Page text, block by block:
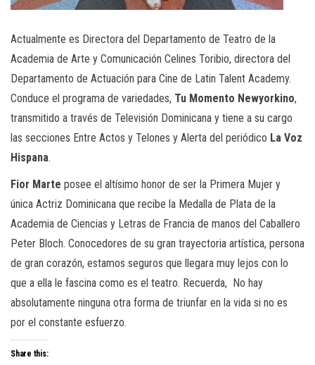
Actualmente es Directora del Departamento de Teatro de la
Academia de Arte y Comunicación Celines Toribio, directora del
Departamento de Actuación para Cine de Latin Talent Academy.
Conduce el programa de variedades, Tu Momento Newyorkino,
transmitido a través de Televisión Dominicana y tiene a su cargo
las secciones Entre Actos y Telones y Alerta del periódico La Voz
Hispana.
Fior Marte posee el altísimo honor de ser la Primera Mujer y
única Actriz Dominicana que recibe la Medalla de Plata de la
Academia de Ciencias y Letras de Francia de manos del Caballero
Peter Bloch. Conocedores de su gran trayectoria artística, persona
de gran corazón, estamos seguros que llegara muy lejos con lo
que a ella le fascina como es el teatro. Recuerda, No hay
absolutamente ninguna otra forma de triunfar en la vida si no es
por el constante esfuerzo.
Share this: